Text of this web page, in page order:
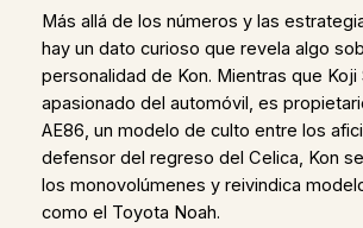
Más allá de los números y las
hay un dato curioso que revela algo
personalidad de Kon. Mientras que Koji
apasionado del automóvil, es
AE86, un modelo de culto entre los
defensor del regreso del Celica, Kon
los monovolúmenes y reivindica
como el Toyota Noah.